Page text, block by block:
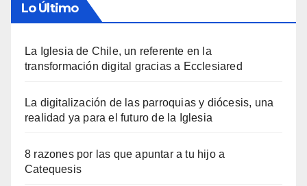
Lo Último
La Iglesia de Chile, un referente en la
transformación digital gracias a Ecclesiared
La digitalización de las parroquias y diócesis, una
realidad ya para el futuro de la Iglesia
8 razones por las que apuntar a tu hijo a
Catequesis